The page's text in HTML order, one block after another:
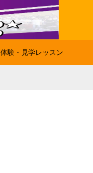
体験・見学レッスン